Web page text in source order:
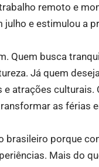
remoto e
e estimulou a
Quem busca
Já quem
atrações culturais.
as férias
brasileiro porque
Mais do